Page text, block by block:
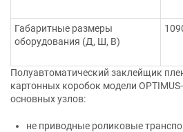
Габаритные размеры
оборудования (Д, Ш, В)
Полуавтоматический заклейщик
картонных коробок модели
основных узлов:
не приводные роликовые